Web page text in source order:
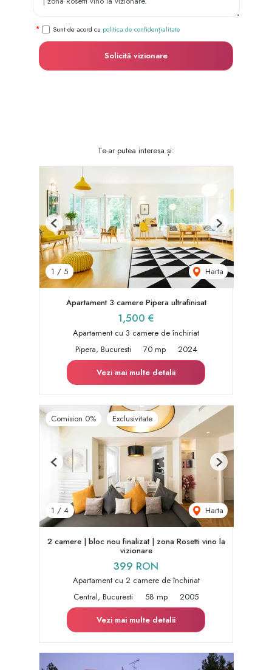
Sunt de acord cu politica de confidențialitate
Solicită vizionare
Te-ar putea interesa și:
1 / 5 Harta
Previous Next
Apartament 3 camere Pipera ultrafinisat
1,500 €
Apartament cu 3 camere de închiriat
Pipera, Bucuresti
70 mp
2024
Vezi mai multe detalii
Comision 0% Exclusivitate
1 / 4 Harta
Previous Next
2 camere | bloc nou finalizat | zona Rosetti vino la
vizionare
399 RON
Apartament cu 2 camere de închiriat
Central, Bucuresti
58 mp
2005
Vezi mai multe detalii